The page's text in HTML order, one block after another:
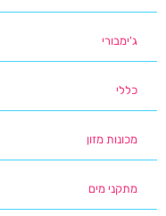
ג'ימבורי
כללי
מכונות מזון
מתקני מים